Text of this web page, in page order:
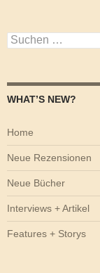
Suchen
nach:
WHAT’S NEW?
Home
Neue Rezensionen
Neue Bücher
Interviews + Artikel
Features + Storys